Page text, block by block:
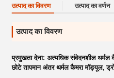
उत्पाद का विवरण उत्पाद का वर्णन
उत्पाद का विवरण
प्रमुखता देना: अत्यधिक संवेदनशील थर्मल
छोटे तापमान अंतर थर्मल कैमरा मॉड्यूल,